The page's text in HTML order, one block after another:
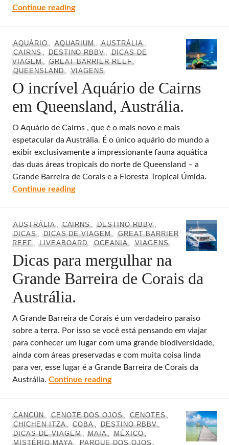
Continue readingAustrália: Cairns – Como chegar, onde
AQUÁRIO, AQUARIUM,AUSTRÁLIA,
CAIRNS, DESTINO RBBV,DICAS DE
VIAGEM, GREAT BARRIER REEF,
QUEENSLAND, VIAGENS
O incrível Aquário de Cairns
em Queensland, Austrália.
O Aquário de Cairns , que é o mais novo e mais
espetacular da Austrália. É o único aquário do mundo a
exibir exclusivamente a impressionante fauna aquática
das duas áreas tropicais do norte de Queensland – a
Grande Barreira de Corais e a Floresta Tropical Úmida.
Continue readingO incrível Aquário de Cairns em
AUSTRÁLIA, CAIRNS,DESTINO RBBV,
DICAS, DICAS DE VIAGEM,GREAT BARRIER
REEF, LIVEABOARD,OCEANIA,VIAGENS
Dicas para mergulhar na
Grande Barreira de Corais da
Austrália.
A Grande Barreira de Corais é um verdadeiro paraíso
sobre a terra. Por isso se você está pensando em viajar
para conhecer um lugar com uma grande biodiversidade,
ainda com áreas preservadas e com muita coisa linda
para ver, esse lugar é a Grande Barreira de Corais da
Austrália. Continue readingDicas para mergulhar na
CANCÚN, CENOTE DOS OJOS,CENOTES,
CHICHEN ITZA, COBA,DESTINO RBBV,
DICAS DE VIAGEM,MAIA,MÉXICO,
MISTÉRIO MAYA, PARQUE DOS OJOS,